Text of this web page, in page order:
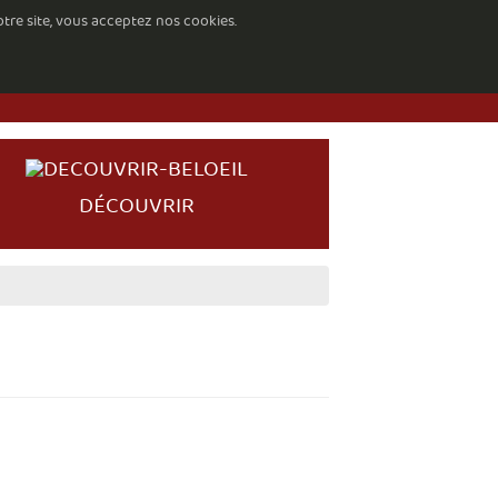
site, vous acceptez nos cookies.
DÉCOUVRIR